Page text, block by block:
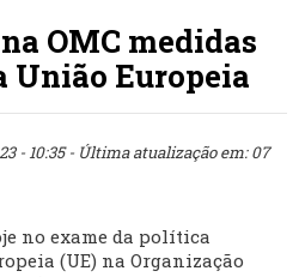
OMC medidas
União Europeia
- 10:35- Última atualização em: 07
no exame da política
(UE) na Organização